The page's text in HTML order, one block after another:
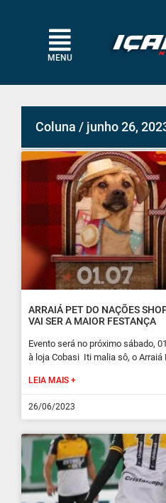
MENU
Coluna / junho 26,
ARRAIÁ PET DO NAÇÕES
VAI SER A MAIOR FESTANÇA
Evento será no próximo sábado,
à loja Cobasi Iti malia sô, o
LEIA MAIS +
26/06/2023